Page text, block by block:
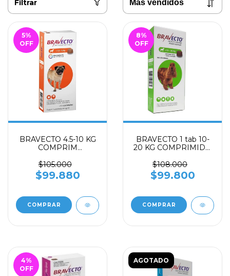
Filtrar
5%
OFF
BRAVECTO 4.5-10 KG
COMPRIM
CONTROL DE
PULGAS Y
GARRAPATAS
$105.000
$99.880
8%
OFF
BRAVECTO 1 tab 10-
20 KG COMPRIMIDO
CONTROL DE
PULGAS Y
GARRAPATAS
$108.000
$99.800
4%
OFF
AGOTADO